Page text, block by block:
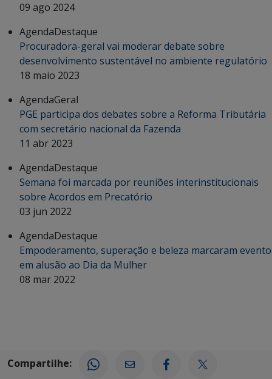
09 ago 2024
AgendaDestaque
Procuradora-geral vai moderar debate sobre
desenvolvimento sustentável no ambiente regulatório
18 maio 2023
AgendaGeral
PGE participa dos debates sobre a Reforma Tributária
com secretário nacional da Fazenda
11 abr 2023
AgendaDestaque
Semana foi marcada por reuniões interinstitucionais
sobre Acordos em Precatório
03 jun 2022
AgendaDestaque
Empoderamento, superação e beleza marcaram evento
em alusão ao Dia da Mulher
08 mar 2022
Compartilhe: